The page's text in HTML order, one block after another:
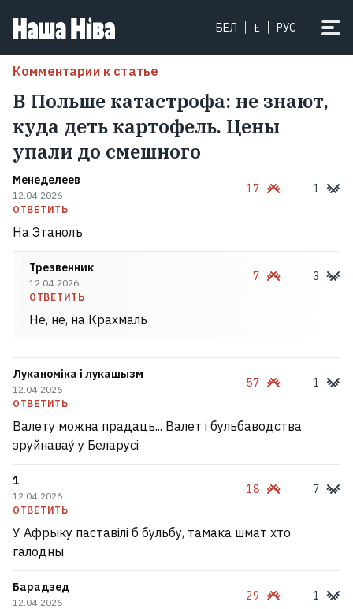
БЕЛ Ł РУС
Комментарии к статье
В Польше катастрофа: не знают,
куда деть картофель. Цены
упали до смешного
Менеделеев
12.04.2026
ОТВЕТИТЬ
17 1
На Этанолъ
Трезвенник
12.04.2026
ОТВЕТИТЬ
7 3
Не, не, на Крахмаль
Луканоміка і лукашызм
12.04.2026
ОТВЕТИТЬ
57 1
Валету можна прадаць... Валет і бульбаводства
зруйнавау́ у Беларусі
1
12.04.2026
ОТВЕТИТЬ
18 7
У Афрыку паставілі б бульбу, тамака шмат хто
галодны
Барадзед
12.04.2026
29 1